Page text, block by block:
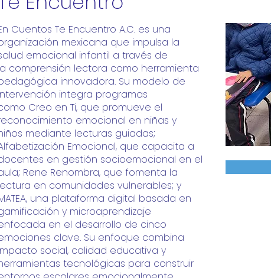
Cuentos Te Encuentro A.C. es una
mexicana que impulsa la
emocional infantil a través de
comprensión lectora como herramienta
innovadora. Su modelo de
integra programas
Creo en Ti, que promueve el
emocional en niñas y
mediante lecturas guiadas;
Emocional, que capacita a
en gestión socioemocional en el
Rene Renombra, que fomenta la
en comunidades vulnerables; y
una plataforma digital basada en
y microaprendizaje
en el desarrollo de cinco
clave. Su enfoque combina
social, calidad educativa y
tecnológicas para construir